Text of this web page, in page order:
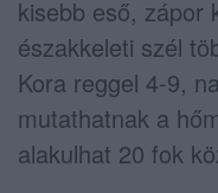
kisebb eső, zápor
északkeleti szél
Kora reggel 4-9,
mutathatnak a
alakulhat 20 fok